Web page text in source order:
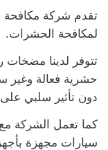
تقدم شركة مكافحة
لمكافحة الحشرات.
تتوفر لدينا مضخات
حشرية فعالة وغير
دون تأثير سلبي
كما تعمل الشركة
سيارات مجهزة